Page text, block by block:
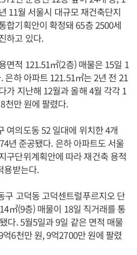
11월 서울시 대규모 재건축단지
합기획안이 확정돼 65층 2500세
하고 있다.
면적 121.51㎡(2층) 매물은 15일 1
은하 아파트 121.51㎡는 2년 전 21
가 지난해 12월과 올해 4월 각각 1
천만 원에 팔렸다.
여의도동 52 일대에 위치한 4개
년 준공됐다. 은하 아파트도 서울
구단위계획안에 따라 재건축 용적
용받는다.
구 고덕동 고덕센트럴푸르지오 단
㎡(9층) 매물이 18일 직거래를 통
다. 5월5일과 9일 같은 면적 매물
6천만 원, 9억2700만 원에 팔렸